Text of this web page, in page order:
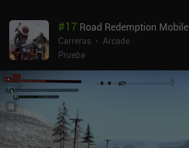
#17 Road Redemption Mobile
Carreras
Arcade
Prueba